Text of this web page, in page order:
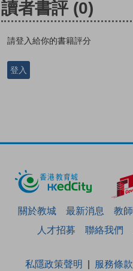
讀者書評 (0)
請登入給你的書籍評分
登入
關於教城 最新消息 教師
人才招募
聯絡我們
私隱政策聲明 服務條款